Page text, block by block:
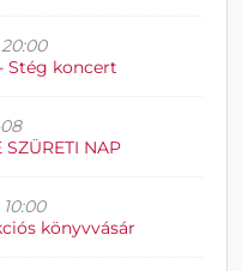
Stég koncert
SZÜRETI NAP
könyvvásár